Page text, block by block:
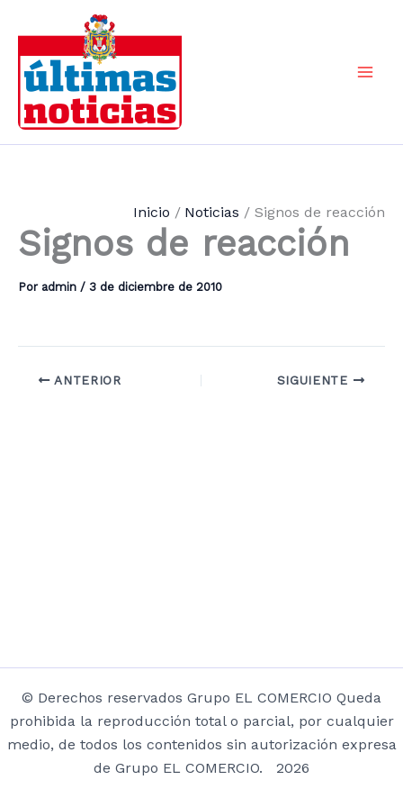
contenido
Inicio Noticias Signos de reacción
Signos de reacción
Por admin / 3 de diciembre de 2010
ANTERIOR SIGUIENTE
© Derechos reservados Grupo EL COMERCIO Queda
prohibida la reproducción total o parcial, por cualquier
medio, de todos los contenidos sin autorización expresa
de Grupo EL COMERCIO. 2026